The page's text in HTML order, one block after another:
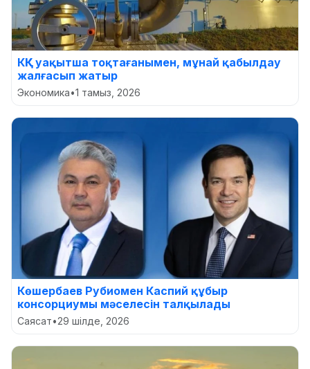
КҚК уақытша тоқтағанымен, мұнай қабылдау
жалғасып жатыр
Экономика•1 тамыз, 2026
Көшербаев Рубиомен Каспий құбыр
консорциумы мәселесін талқылады
Саясат•29 шілде, 2026